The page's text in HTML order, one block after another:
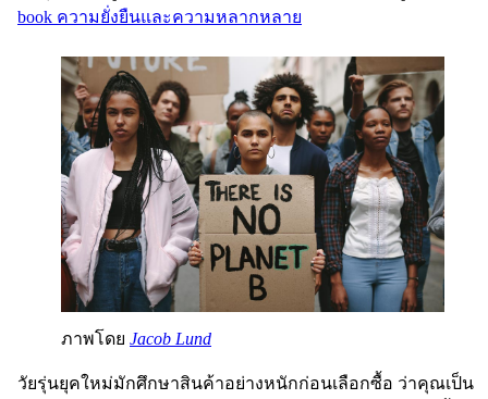
book ความยั่งยืนและความหลากหลาย
ภาพโดย Jacob Lund
วัยรุ่นยุคใหม่มักศึกษาสินค้าอย่างหนักก่อนเลือกซื้อ ว่าคุณเป็น